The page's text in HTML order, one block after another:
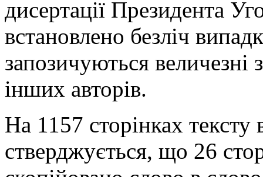
дисертації Президента
встановлено безліч
запозичуються величезні
інших авторів.
На 1157 сторінках тексту
стверджується, що 26